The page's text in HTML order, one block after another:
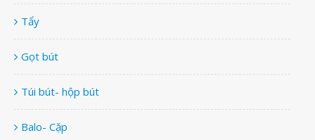
Tẩy
Gọt bút
Túi bút- hộp bút
Balo- Cặp